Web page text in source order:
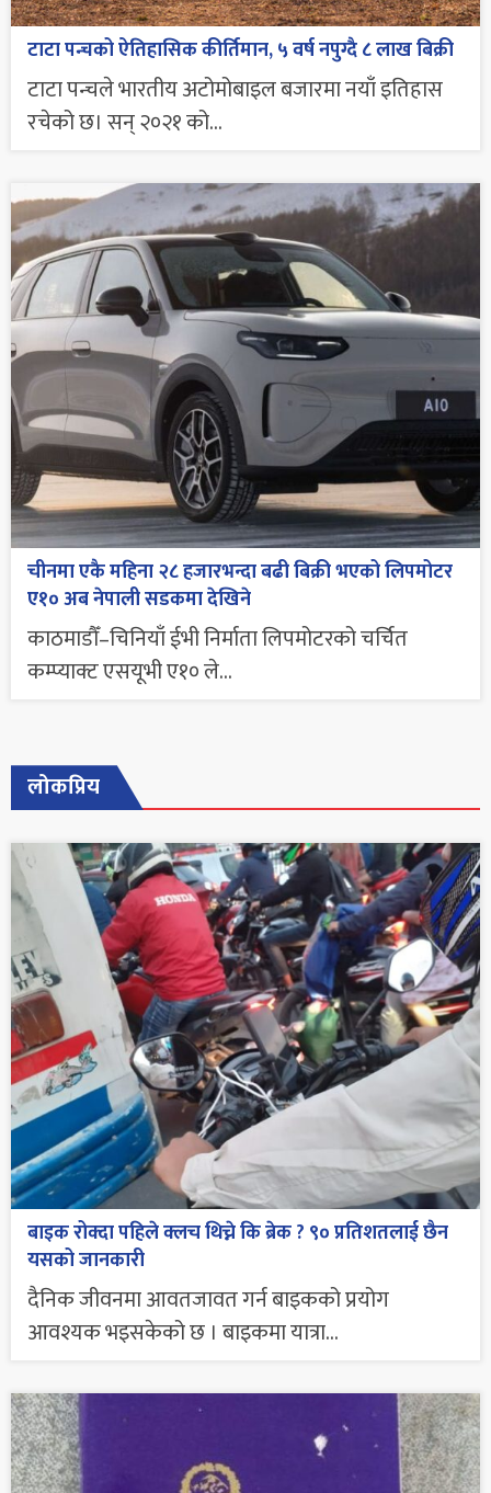
टाटा पन्चको ऐतिहासिक कीर्तिमान, ५ वर्ष नपुग्दै ८ लाख बिक्री
टाटा पन्चले भारतीय अटोमोबाइल बजारमा नयाँ इतिहास
रचेको छ। सन् २०२१ को...
चीनमा एकै महिना २८ हजारभन्दा बढी बिक्री भएको लिपमोटर
ए१० अब नेपाली सडकमा देखिने
काठमाडौँ–चिनियाँ ईभी निर्माता लिपमोटरको चर्चित
कम्प्याक्ट एसयूभी ए१० ले...
लोकप्रिय
बाइक रोक्दा पहिले क्लच थिच्ने कि ब्रेक ? ९० प्रतिशतलाई छैन
यसको जानकारी
दैनिक जीवनमा आवतजावत गर्न बाइकको प्रयोग
आवश्यक भइसकेको छ । बाइकमा यात्रा...